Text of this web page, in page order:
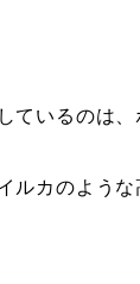
ているのは、
ルカのような